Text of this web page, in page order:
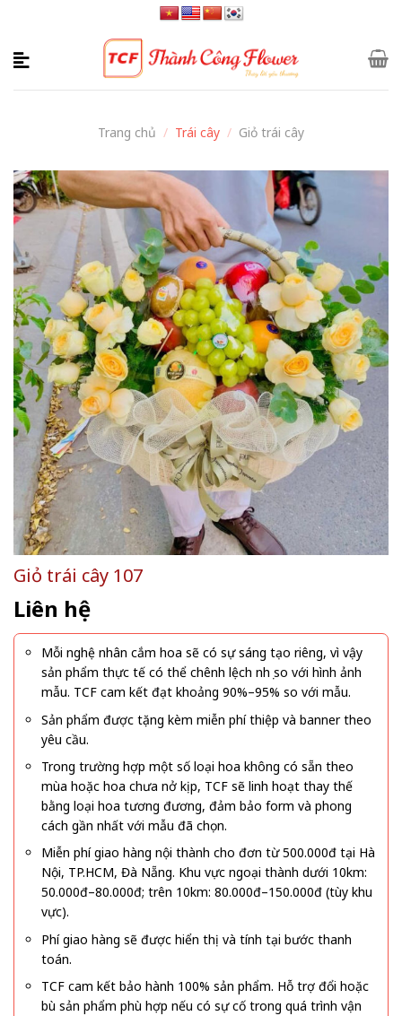
content
Trang chủ / Trái cây / Giỏ trái cây
Giỏ trái cây 107
Liên hệ
Mỗi nghệ nhân cắm hoa sẽ có sự sáng tạo riêng, vì vậy
sản phẩm thực tế có thể chênh lệch nhẹ so với hình ảnh
mẫu. TCF cam kết đạt khoảng 90%–95% so với mẫu.
Sản phẩm được tặng kèm miễn phí thiệp và banner theo
yêu cầu.
Trong trường hợp một số loại hoa không có sẵn theo
mùa hoặc hoa chưa nở kịp, TCF sẽ linh hoạt thay thế
bằng loại hoa tương đương, đảm bảo form và phong
cách gần nhất với mẫu đã chọn.
Miễn phí giao hàng nội thành cho đơn từ 500.000đ tại Hà
Nội, TP.HCM, Đà Nẵng. Khu vực ngoại thành dưới 10km:
50.000đ–80.000đ; trên 10km: 80.000đ–150.000đ (tùy khu
vực).
Phí giao hàng sẽ được hiển thị và tính tại bước thanh
toán.
TCF cam kết bảo hành 100% sản phẩm. Hỗ trợ đổi hoặc
bù sản phẩm phù hợp nếu có sự cố trong quá trình vận